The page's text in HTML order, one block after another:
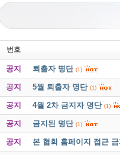
번호
공지 퇴출자 명단 (1)
공지 5월 퇴출자 명단 (1)
공지 4월 2차 금지자 명단 (1)
공지 금지된 명단 (1)
공지 본 협회 홈페이지 접근